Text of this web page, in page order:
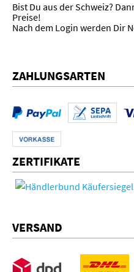
Bist Du aus der Schweiz?
Preise!
Nach dem Login werden Dir
ZAHLUNGSARTEN
ZERTIFIKATE
VERSAND